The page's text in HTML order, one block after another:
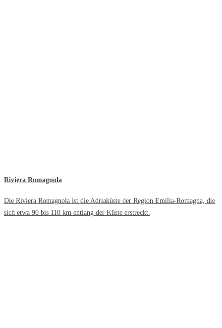
Riviera Romagnola
Die Riviera Romagnola ist die Adriaküste der Region Emilia-Romagna, die
sich etwa 90 bis 110 km entlang der Küste erstreckt.